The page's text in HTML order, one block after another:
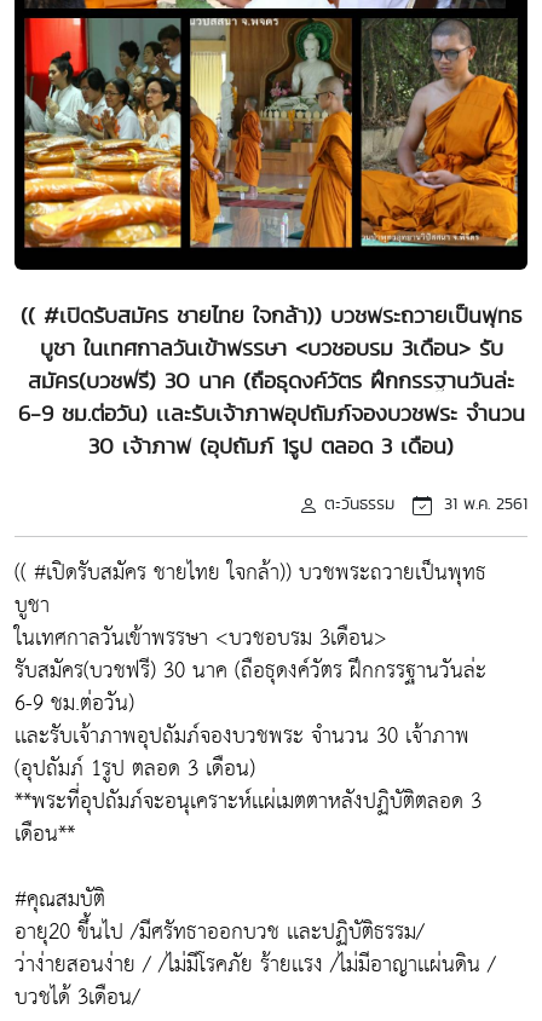
(( #เปิดรับสมัคร ชายไทย ใจกล้า)) บวชพระถวายเป็นพุทธ
บูชา ในเทศกาลวันเข้าพรรษา <บวชอบรม 3เดือน> รับ
สมัคร(บวชฟรี) 30 นาค (ถือธุดงค์วัตร ฝึกกรรฐานวันล่ะ
6-9 ชม.ต่อวัน) เเละรับเจ้าภาพอุปถัมภ์จองบวชพระ จำนวน
30 เจ้าภาพ (อุปถัมภ์ 1รูป ตลอด 3 เดือน)
ตะวันธรรม 31 พ.ค. 2561
(( #เปิดรับสมัคร ชายไทย ใจกล้า)) บวชพระถวายเป็นพุทธ
บูชา
ในเทศกาลวันเข้าพรรษา <บวชอบรม 3เดือน>
รับสมัคร(บวชฟรี) 30 นาค (ถือธุดงค์วัตร ฝึกกรรฐานวันล่ะ
6-9 ชม.ต่อวัน)
เเละรับเจ้าภาพอุปถัมภ์จองบวชพระ จำนวน 30 เจ้าภาพ
(อุปถัมภ์ 1รูป ตลอด 3 เดือน)
**พระที่อุปถัมภ์จะอนุเคราะห์เเผ่เมตตาหลังปฏิบัติตลอด 3
เดือน**
#คุณสมบัติ
อายุ20 ขึ้นไป /มีศรัทธาออกบวช เเละปฏิบัติธรรม/
ว่าง่ายสอนง่าย / /ไม่มีโรคภัย ร้ายเเรง /ไม่มีอาญาเเผ่นดิน /
บวชได้ 3เดือน/